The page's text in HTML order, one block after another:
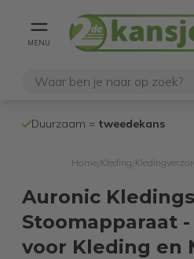
MENU
Duurzaam = tweedekans
Home Kleding
Auronic
Stoomapparaat
voor Kleding en